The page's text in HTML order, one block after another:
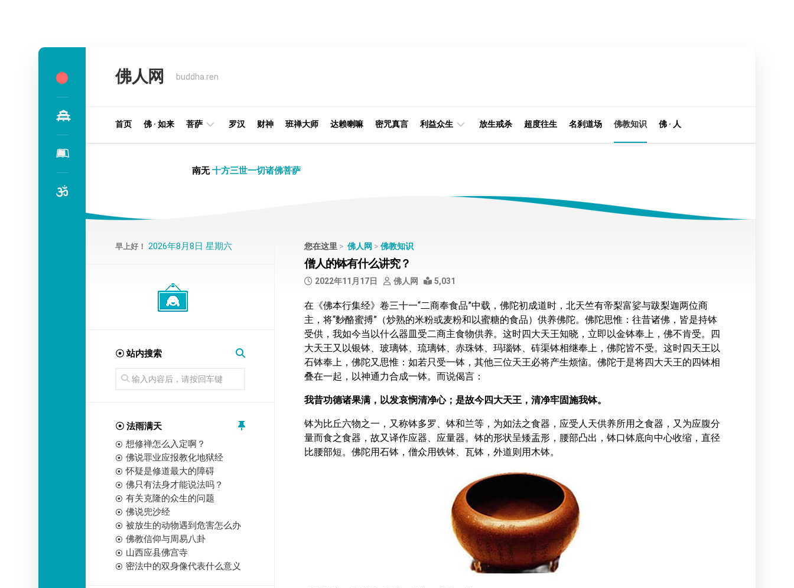
佛人网 buddha.ren
首页 佛 · 如来 菩萨
王
罗汉 财神 班禅大师 达赖喇嘛 密咒真言 利益众生
阿
若
部
华
严
部
涅
槃
部
大
集
集
部
密
部
放生戒杀 超度往生 名刹道场 佛教知识 佛 · 人
南无十方三世一切诸佛菩萨
您在这里 > 佛人网 > 佛教知识
僧人的钵有什么讲究？
2022年11月17日 佛人网 5,031
在《佛本行集经》卷三十一“二商奉食品”中载，佛陀初成道时，北天竺有帝梨富娑与跋梨迦两位商
主，将“麨酪蜜搏”（炒熟的米粉或麦粉和以蜜糖的食品）供养佛陀。佛陀思惟：往昔诸佛，皆是持钵
受供，我如今当以什么器皿受二商主食物供养。这时四大天王知晓，立即以金钵奉上，佛不肯受。四
大天王又以银钵、玻璃钵、琉璃钵、赤珠钵、玛瑙钵、砗渠钵相继奉上，佛陀皆不受。这时四天王以
石钵奉上，佛陀又思惟：如若只受一钵，其他三位天王必将产生烦恼。佛陀于是将四大天王的四钵相
叠在一起，以神通力合成一钵。而说偈言：
我昔功德诸果满，以发哀悯清净心；是故今四大天王，清净牢固施我钵。
钵为比丘六物之一，又称钵多罗、钵和兰等，为如法之食器，应受人天供养所用之食器，又为应腹分
量而食之食器，故又译作应器、应量器。钵的形状呈矮盂形，腰部凸出，钵口钵底向中心收缩，直径
比腰部短。佛陀用石钵，僧众用铁钵、瓦钵，外道则用木钵。
早上好！ 2026年8月8日 星期六
☉ 站内搜索
☉ 法雨满天
想修禅怎么入定啊？
佛说罪业应报教化地狱经
怀疑是修道最大的障碍
佛只有法身才能说法吗？
有关克隆的众生的问题
佛说兜沙经
被放生的动物遇到危害怎么办
佛教信仰与周易八卦
山西应县佛宫寺
密法中的双身像代表什么意义